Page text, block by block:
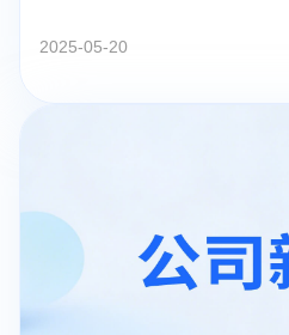
2025-05-20